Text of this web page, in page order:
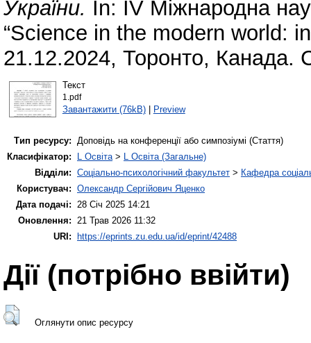
України. In: IV Міжнародна
“Science in the modern world:
21.12.2024, Торонто, Канада.
Текст
1.pdf
Завантажити (76kB)| Preview
Тип ресурсу: Доповідь на конференції або симпозіумі (Стаття)
Класифікатор:
L Освіта> L Освіта (Загальне)
Відділи: Соціально-психологічний факультет > Кафедра
Користувач: Олександр Сергійович Яценко
Дата подачі: 28 Січ 2025 14:21
Оновлення: 21 Трав 2026 11:32
URI:
https://eprints.zu.edu.ua/id/eprint/42488
Дії ​​(потрібно ввійти)
Оглянути опис ресурсу